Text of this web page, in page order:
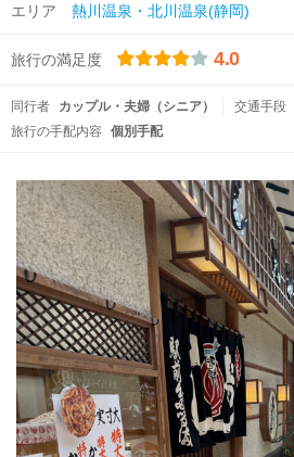
エリア 熱川温泉・北川温泉(静岡)
旅行の満足度 4.0
同行者 カップル・夫婦（シニア） 交通手段
旅行の手配内容
個別手配